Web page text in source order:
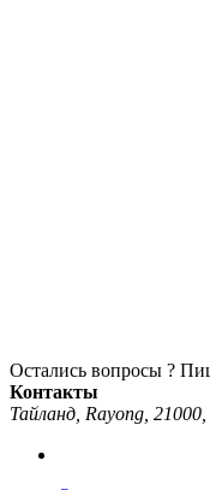
Остались вопросы ?
Контакты
Тайланд, Rayong,